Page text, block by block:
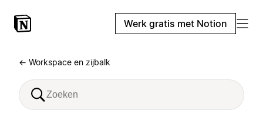
Werk gratis met Notion
← Workspace en zijbalk